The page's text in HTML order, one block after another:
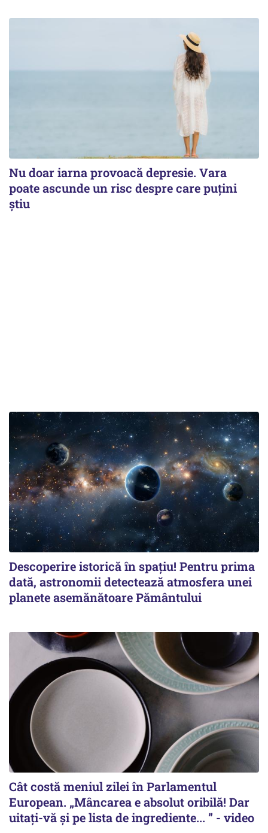
Nu doar iarna provoacă depresie. Vara
poate ascunde un risc despre care puțini
știu
Descoperire istorică în spațiu! Pentru prima
dată, astronomii detectează atmosfera unei
planete asemănătoare Pământului
Cât costă meniul zilei în Parlamentul
European. „Mâncarea e absolut oribilă! Dar
uitați-vă și pe lista de ingrediente... ” - video